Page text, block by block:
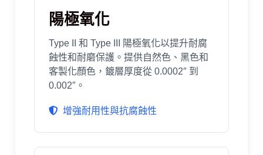
陽極氧化
Type II 和 Type III 陽極氧化以提升耐腐
蝕性和耐磨保護。提供自然色、黑色和
客製化顏色，鍍層厚度從 0.0002″ 到
0.002″。
增強耐用性與抗腐蝕性